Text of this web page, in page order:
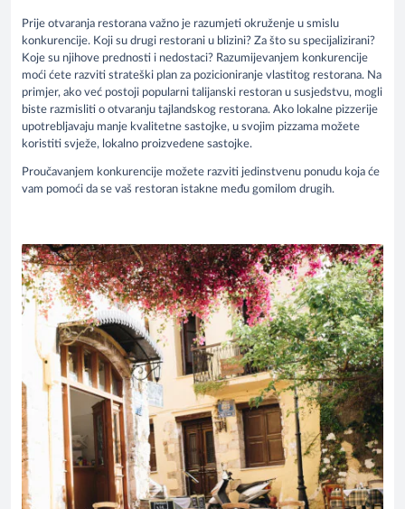
Prije otvaranja restorana važno je razumjeti okruženje u smislu
konkurencije. Koji su drugi restorani u blizini? Za što su specijalizirani?
Koje su njihove prednosti i nedostaci? Razumijevanjem konkurencije
moći ćete razviti strateški plan za pozicioniranje vlastitog restorana. Na
primjer, ako već postoji popularni talijanski restoran u susjedstvu, mogli
biste razmisliti o otvaranju tajlandskog restorana. Ako lokalne pizzerije
upotrebljavaju manje kvalitetne sastojke, u svojim pizzama možete
koristiti svježe, lokalno proizvedene sastojke.
Proučavanjem konkurencije možete razviti jedinstvenu ponudu koja će
vam pomoći da se vaš restoran istakne među gomilom drugih.